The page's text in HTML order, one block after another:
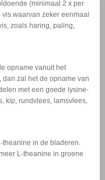
(minimaal 2 x per
vis waarvan zeker eenmaal
zoals haring, paling,
opname vanuit het
zal het de opname van
met een goede lysine-
kip, rundvlees, lamsvlees,
theanine in de bladeren.
L-theanine in groene